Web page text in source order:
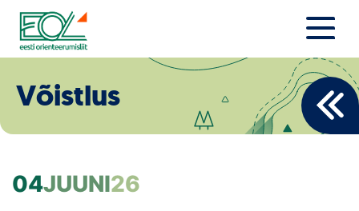
Liigu
sisu
juurde
Estonian Orienteering Federation
Eesti Orienteerumine 100!
Võistlus
04JUUNI26